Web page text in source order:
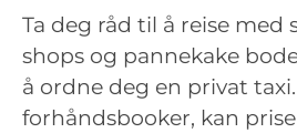
Ta deg råd til å reise med
shops og pannekake
å ordne deg en privat
forhåndsbooker, kan